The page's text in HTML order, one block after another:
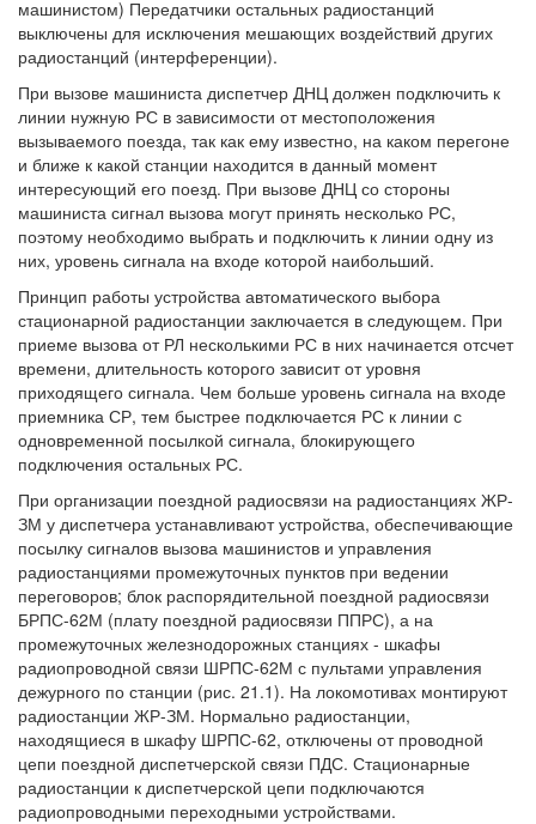
машинистом) Передатчики остальных радиостанций
выключены для исключения мешающих воздействий других
радиостанций (интерференции).
При вызове машиниста диспетчер ДНЦ должен подключить к
линии нужную РС в зависимости от местоположения
вызываемого поезда, так как ему известно, на каком перегоне
и ближе к какой станции находится в данный момент
интересующий его поезд. При вызове ДНЦ со стороны
машиниста сигнал вызова могут принять несколько РС,
поэтому необходимо выбрать и подключить к линии одну из
них, уровень сигнала на входе которой наибольший.
Принцип работы устройства автоматического выбора
стационарной радиостанции заключается в следующем. При
приеме вызова от РЛ несколькими РС в них начинается отсчет
времени, длительность которого зависит от уровня
приходящего сигнала. Чем больше уровень сигнала на входе
приемника СР, тем быстрее подключается РС к линии с
одновременной посылкой сигнала, блокирующего
подключения остальных РС.
При организации поездной радиосвязи на радиостанциях ЖР-
ЗМ у диспетчера устанавливают устройства, обеспечивающие
посылку сигналов вызова машинистов и управления
радиостанциями промежуточных пунктов при ведении
переговоров; блок распорядительной поездной радиосвязи
БРПС-62М (плату поездной радиосвязи ППРС), а на
промежуточных железнодорожных станциях - шкафы
радиопроводной связи ШРПС-62М с пультами управления
дежурного по станции (рис. 21.1). На локомотивах монтируют
радиостанции ЖР-ЗМ. Нормально радиостанции,
находящиеся в шкафу ШРПС-62, отключены от проводной
цепи поездной диспетчерской связи ПДС. Стационарные
радиостанции к диспетчерской цепи подключаются
радиопроводными переходными устройствами.